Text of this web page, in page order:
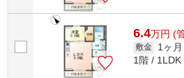
6.4万円 (
敷金 1ヶ月
1階 / 1LDK